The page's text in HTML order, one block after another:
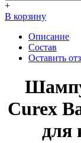
+
В корзину
Описание
Состав
Оставить
Curex
для